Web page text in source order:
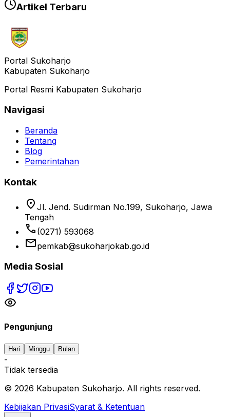
Artikel Terbaru
Portal Sukoharjo
Kabupaten Sukoharjo
Portal Resmi Kabupaten Sukoharjo
Navigasi
Beranda
Tentang
Blog
Pemerintahan
Kontak
location_on Jl. Jend. Sudirman No.199, Sukoharjo, Jawa
Tengah
phone (0271) 593068
emailpemkab@sukoharjokab.go.id
Media Sosial
Pengunjung
Hari Minggu Bulan
-
Tidak tersedia
© 2026 Kabupaten Sukoharjo. All rights reserved.
Kebijakan PrivasiSyarat & Ketentuan